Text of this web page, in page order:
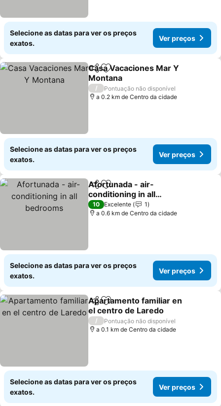
Selecione as datas para ver os preços
exatos.
Ver preços
PartilharAdicionar aos favoritos
Casa Vacaciones Mar Y
Montana
Ver preços
/
Pontuação não disponível
a 0.2 km de Centro da cidade
Selecione as datas para ver os preços
exatos.
Ver preços
PartilharAdicionar aos favoritos
Afortunada - air-
conditioning in all
bedrooms
Ver preços
10 Excelente
1
a 0.6 km de Centro da cidade
Selecione as datas para ver os preços
exatos.
Ver preços
PartilharAdicionar aos favoritos
Apartamento familiar en
el centro de Laredo
Ver preços
/
Pontuação não disponível
a 0.1 km de Centro da cidade
Selecione as datas para ver os preços
exatos.
Ver preços